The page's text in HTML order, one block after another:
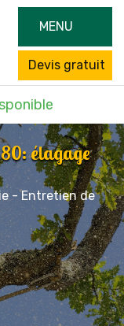
MENU
Devis gratuit
élagage
- Entretien de